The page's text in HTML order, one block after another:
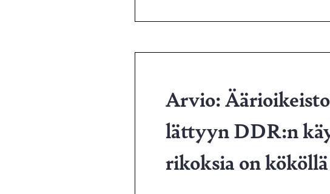
Arvio:
lättyyn DDR:n
rikoksia on